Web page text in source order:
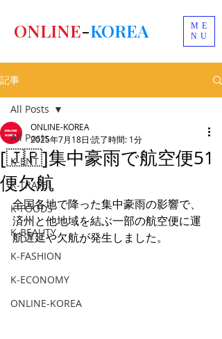
ME
NU
ONLINE-KOREA
記事
All Posts
K-ENT
K-TRAVEL
K-FOODS
K-BEAUTY
K-FASHION
K-ECONOMY
ONLINE-KOREA
All Posts
[🇯🇵]集中豪雨で航空便51
便欠航
ONLINE-KOREA
2025年7月18日 読了時間: 1分
全国各地で降った集中豪雨の影響で、
済州と他地域を結ぶ一部の航空便に運
航遅延や欠航が発生しました。